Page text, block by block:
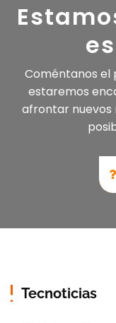
Coméntanos el
estaremos
afrontar nuevos
Tecnoticias